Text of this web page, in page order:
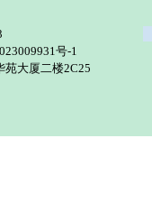
号-1
苑大厦二楼2C25